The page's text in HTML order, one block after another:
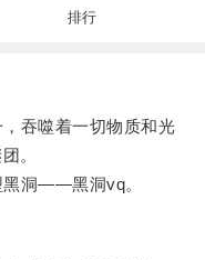
排行
吞噬着一切物质和光
。
洞——黑洞vq。